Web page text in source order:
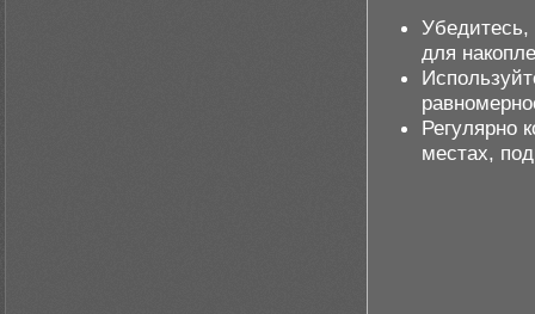
Убедитесь,
для
Регулярно
местах,